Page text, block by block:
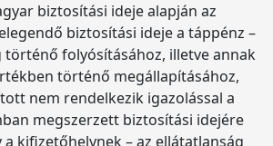
biztosítási ideje alapján az
biztosítási ideje a táppénz –
történő folyósításához, illetve annak
történő megállapításához,
nem rendelkezik igazolással a
megszerzett biztosítási idejére
kifizetőhelynek – az ellátatlanság